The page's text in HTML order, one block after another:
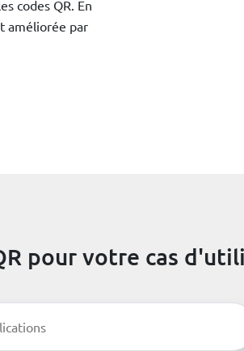
codes QR. En
améliorée par
pour votre cas